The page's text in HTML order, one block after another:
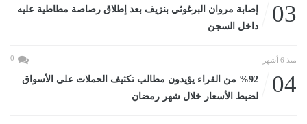
03
إصابة مروان البرغوثي بنزيف بعد إطلاق رصاصة مطاطية عليه
داخل السجن
منذ 6 أشهر 0
04
%92 من القراء يؤيدون مطالب تكثيف الحملات على الأسواق
لضبط الأسعار خلال شهر رمضان